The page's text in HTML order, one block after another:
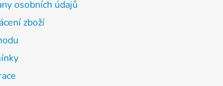
osobních údajů
zboží